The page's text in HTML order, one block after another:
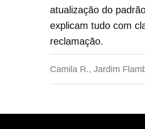
atualização do
explicam tudo com
reclamação.
Camila R., Jardim